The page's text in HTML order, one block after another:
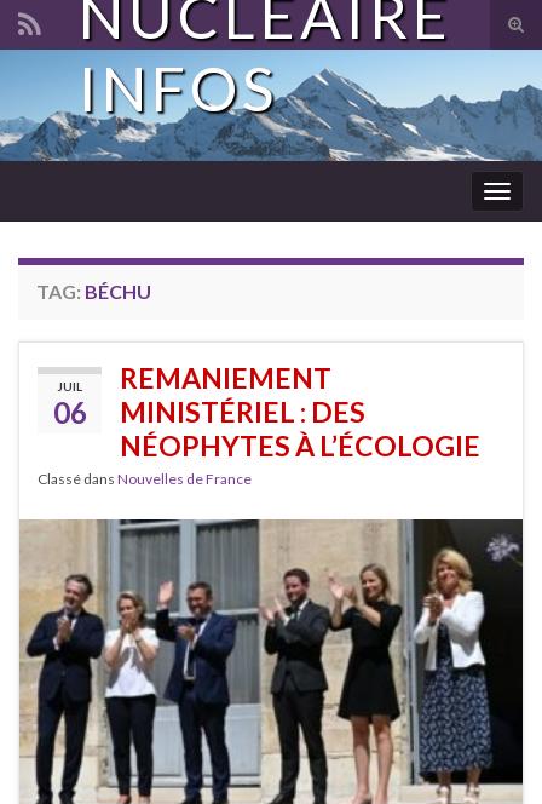
Search for:
NUCLÉAIRE
INFOS
TAG: BÉCHU
JUIL
06
REMANIEMENT
MINISTÉRIEL : DES
NÉOPHYTES À L’ÉCOLOGIE
Classé dans Nouvelles de France